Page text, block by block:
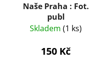
Naše Praha : Fot.
publ
Skladem (1 ks)
150 Kč